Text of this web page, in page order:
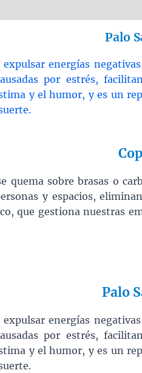
Palo
energías
por estrés,
y el humor, y es un
quema sobre brasas o
y espacios,
que gestiona nuestras
Palo
energías
por estrés,
y el humor, y es un